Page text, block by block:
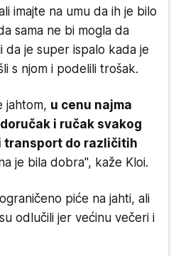
imajte na umu da ih je bilo
sama ne bi mogla da
da je super ispalo kada je
s njom i podelili trošak.
jahtom, u cenu najma
i ručak svakog
transport do različitih
je bila dobra", kaže Kloi.
piće na jahti, ali
odlučili jer većinu večeri i